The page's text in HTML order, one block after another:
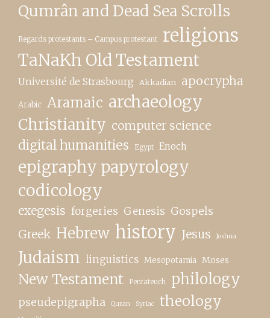
Qumrân and Dead Sea Scrolls
Regards protestants – Campus protestant religions
TaNaKh Old Testament
Université de Strasbourg Akkadian apocrypha
Arabic Aramaic archaeology
Christianity computer science
digital humanities Egypt Enoch
epigraphy papyrology
codicology
exegesis forgeries Genesis Gospels
Greek Hebrew history Jesus Joshua
Judaism linguistics Mesopotamia Moses
New Testament Pentateuch philology
pseudepigrapha Quran Syriac theology